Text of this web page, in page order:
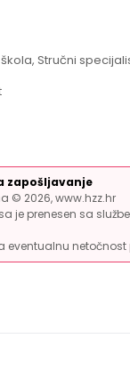
Stručni
zapošljavanje
© 2026, www.hzz.hr
je prenesen sa
eventualnu